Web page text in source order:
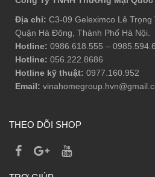
Địa chỉ: C3-09 Geleximco Lê
Quận Hà Đông, Thành Phố Hà Nội.
Hotline: 0986.618.555 –
Hotline: 056.222.8686
Hotline kỹ thuật: 0977.160.952
Email:
THEO DÕI SHOP